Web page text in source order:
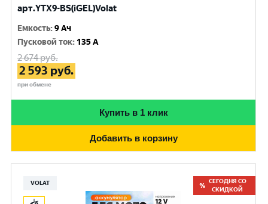
арт.YTX9-BS(iGEL)Volat
Емкость:9 Ач
Пусковой ток: 135 A
2 674руб.
2 593 руб.
при обмене
Купить в 1 клик
Добавить в корзину
VOLAT
СЕГОДНЯ СО
СКИДКОЙ